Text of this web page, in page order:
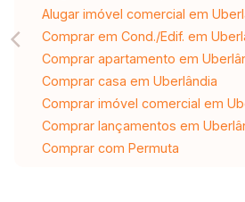
Alugar imóvel comercial em
Comprar em Cond./Edif. em
Comprar apartamento em
Comprar casa em Uberlândia
Comprar imóvel comercial em
Comprar lançamentos em
Comprar com Permuta